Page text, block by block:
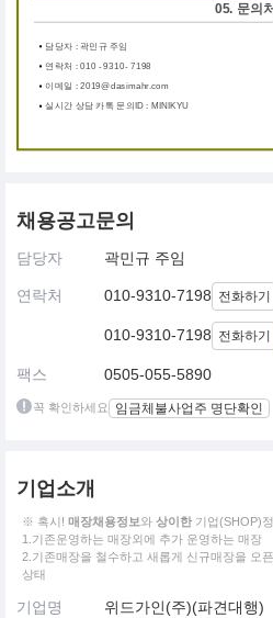
05. 문의처
담당자 : 곽민규 주임
연락처 : 010 - 9310- 7198
이메일 : 2019@dasimahr.com
실시간 상담 카톡 문의ID : MINIKYU
채용공고문의
담당자 곽민규 주임
연락처 010-9310-7198 전화하기
010-9310-7198 전화하기
팩스 0505-055-5890
꼭 확인하세요 임금체불사업주 명단확인
기업소개
※ 혹시! 매장채용정보와 상이한 기업(SHOP)
1.기존운영하는 매장외에 추가 운영하는 매장
2.기존매장을 철수하고 새롭게 신규매장을 오
상태
기업명 위드가인(주)(파견대행)